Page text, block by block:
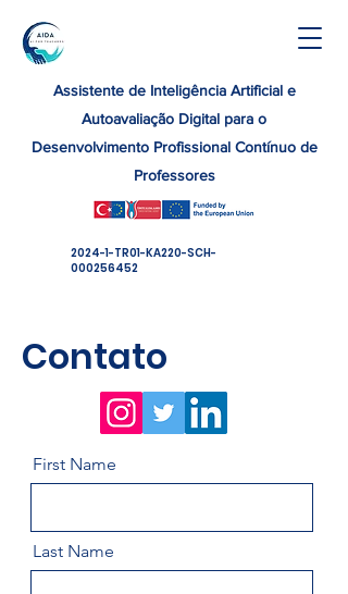
Assistente de Inteligência Artificial e
Autoavaliação Digital para o
Desenvolvimento Profissional Contínuo de
Professores
2024-1-TR01-KA220-SCH-
000256452
Contato
First Name
Last Name